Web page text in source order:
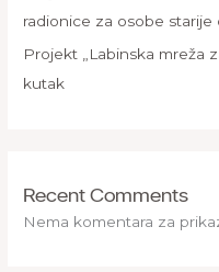
radionice za osobe
Projekt „Labinska mreža
kutak
Recent Comments
Nema komentara za